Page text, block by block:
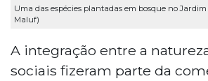
Uma das espécies plantadas em bosque no
Maluf)
A integração entre a
sociais fizeram parte da